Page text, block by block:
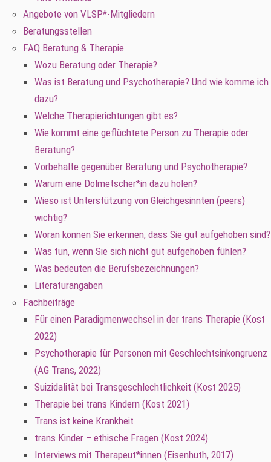
Angebote von VLSP*-Mitgliedern
Beratungsstellen
FAQ Beratung & Therapie
Wozu Beratung oder Therapie?
Was ist Beratung und Psychotherapie? Und wie komme ich
dazu?
Welche Therapierichtungen gibt es?
Wie kommt eine geflüchtete Person zu Therapie oder
Beratung?
Vorbehalte gegenüber Beratung und Psychotherapie?
Warum eine Dolmetscher*in dazu holen?
Wieso ist Unterstützung von Gleichgesinnten (peers)
wichtig?
Woran können Sie erkennen, dass Sie gut aufgehoben sind?
Was tun, wenn Sie sich nicht gut aufgehoben fühlen?
Was bedeuten die Berufsbezeichnungen?
Literaturangaben
Fachbeiträge
Für einen Paradigmenwechsel in der trans Therapie (Kost
2022)
Psychotherapie für Personen mit Geschlechtsinkongruenz
(AG Trans, 2022)
Suizidalität bei Transgeschlechtlichkeit (Kost 2025)
Therapie bei trans Kindern (Kost 2021)
Trans ist keine Krankheit
trans Kinder – ethische Fragen (Kost 2024)
Interviews mit Therapeut*innen (Eisenhuth, 2017)